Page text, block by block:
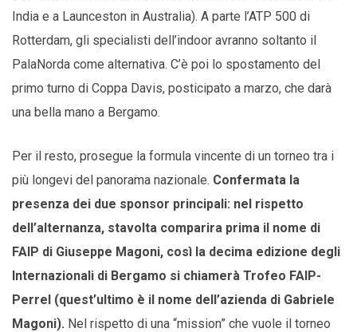
India e a Launceston in Australia). A parte l’ATP 500 di
Rotterdam, gli specialisti dell’indoor avranno soltanto il
PalaNorda come alternativa. C’è poi lo spostamento del
primo turno di Coppa Davis, posticipato a marzo, che darà
una bella mano a Bergamo.
Per il resto, prosegue la formula vincente di un torneo tra i
più longevi del panorama nazionale. Confermata la
presenza dei due sponsor principali: nel rispetto
dell’alternanza, stavolta comparira prima il nome di
FAIP di Giuseppe Magoni, così la decima edizione degli
Internazionali di Bergamo si chiamerà Trofeo FAIP-
Perrel (quest’ultimo è il nome dell’azienda di Gabriele
Magoni). Nel rispetto di una “mission” che vuole il torneo